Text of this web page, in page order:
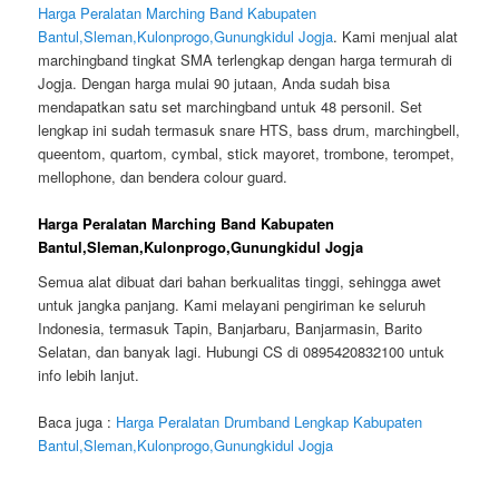
Harga Peralatan Marching Band Kabupaten
Bantul,Sleman,Kulonprogo,Gunungkidul Jogja. Kami menjual alat
marchingband tingkat SMA terlengkap dengan harga termurah di
Jogja. Dengan harga mulai 90 jutaan, Anda sudah bisa
mendapatkan satu set marchingband untuk 48 personil. Set
lengkap ini sudah termasuk snare HTS, bass drum, marchingbell,
queentom, quartom, cymbal, stick mayoret, trombone, terompet,
mellophone, dan bendera colour guard.
Harga Peralatan Marching Band Kabupaten
Bantul,Sleman,Kulonprogo,Gunungkidul Jogja
Semua alat dibuat dari bahan berkualitas tinggi, sehingga awet
untuk jangka panjang. Kami melayani pengiriman ke seluruh
Indonesia, termasuk Tapin, Banjarbaru, Banjarmasin, Barito
Selatan, dan banyak lagi. Hubungi CS di 0895420832100 untuk
info lebih lanjut.
Baca juga : Harga Peralatan Drumband Lengkap Kabupaten
Bantul,Sleman,Kulonprogo,Gunungkidul Jogja